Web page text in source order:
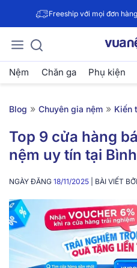
Freeship với mọi đơn hàng
Nệm Chăn ga Phụ kiện
Blog » Chuyên gia nệm » Kiến
Top 9 cửa hàng
nệm uy tín tại
NGÀY ĐĂNG 18/11/2025 | BÀI VIẾT